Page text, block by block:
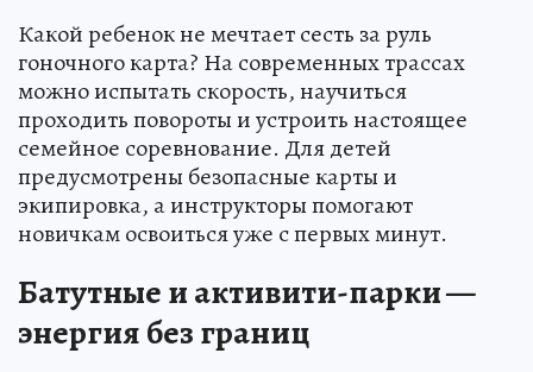
Какой ребенок не мечтает сесть за руль
гоночного карта? На современных трассах
можно испытать скорость, научиться
проходить повороты и устроить настоящее
семейное соревнование. Для детей
предусмотрены безопасные карты и
экипировка, а инструкторы помогают
новичкам освоиться уже с первых минут.
Батутные и активити-парки —
энергия без границ